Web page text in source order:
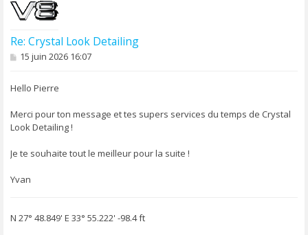
Re: Crystal Look Detailing
M
s
e
15 juin 2026 16:07
Hello Pierre
Merci pour ton message et tes supers services du temps de Crystal
Look Detailing !
Je te souhaite tout le meilleur pour la suite !
Yvan
N 27° 48.849' E 33° 55.222' -98.4 ft